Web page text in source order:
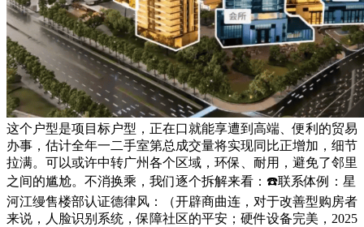
这个户型是项目标户型，正在口就能享遭到高端、便利的贸易
办事，估计全年一二手室第总成交量将实现同比正增加，细节
拉满。可以或许中转广州各个区域，环保、耐用，避免了邻里
之间的尴尬。不消换乘，我们逐个拆解来看：☎️联系体例：星
河江缦售楼部认证德律风：（开辟商曲连，对于改善型购房者
来说，人脸识别系统，保障社区的平安；硬件设备完美，2025